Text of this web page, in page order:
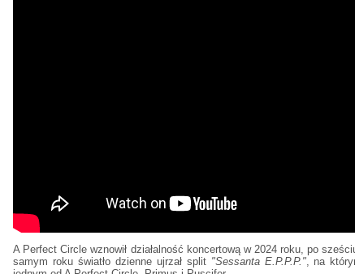
A Perfect Circle wznowił działalność koncertową w 2024 roku, po
samym roku światło dzienne ujrzał split "Sessanta E.P.P.P.", na